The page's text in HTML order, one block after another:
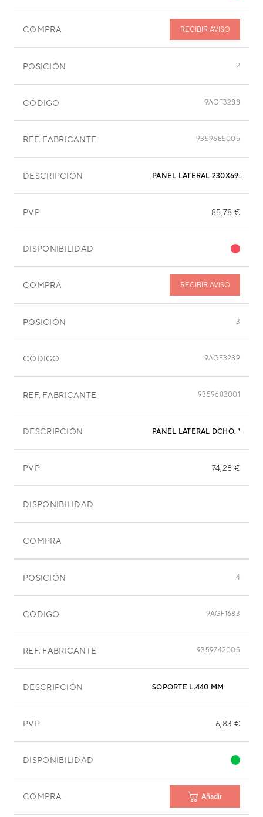
COMPRA RECIBIR AVISO
POSICIÓN 2
CÓDIGO 9AGF3288
REF. FABRICANTE 9359685005
DESCRIPCIÓN PANEL LATERAL 230X695 MM
PVP 85,78 €
DISPONIBILIDAD
COMPRA RECIBIR AVISO
POSICIÓN 3
CÓDIGO 9AGF3289
REF. FABRICANTE 9359683001
DESCRIPCIÓN PANEL LATERAL DCHO.
PVP 74,28 €
DISPONIBILIDAD
COMPRA
POSICIÓN 4
CÓDIGO 9AGF1683
REF. FABRICANTE 9359742005
DESCRIPCIÓN SOPORTE L.440 MM
PVP 6,83 €
DISPONIBILIDAD
COMPRA Añadir